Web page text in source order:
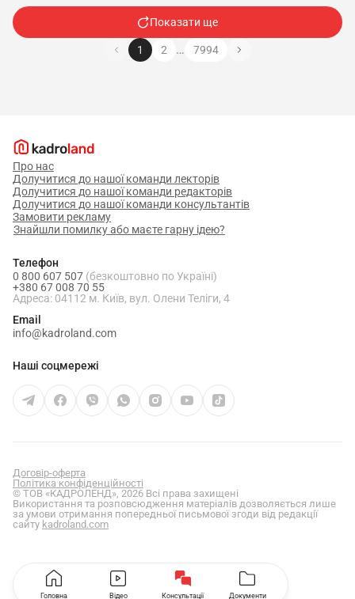
Показати ще
1 2 … 7994
Про нас
Долучитися до нашої команди лекторів
Долучитися до нашої команди редакторів
Долучитися до нашої команди консультантів
Замовити рекламу
Знайшли помилку або маєте гарну ідею?
Телефон
0 800 607 507 (безкоштовно по Україні)
+380 67 008 70 55
Адреса: 04112 м. Київ, вул. Олени Теліги, 4
Email
info@kadroland.com
Наші соцмережі
Договір-оферта
Політика конфіденційності
© ТОВ «КАДРОЛЕНД», 2026 Всі права захищені
Використання та розповсюдження матеріалів дозволяється лише
за умови отримання попередньої письмової згоди від редакції
сайту kadroland.com
Головна Відео Консультації Документи